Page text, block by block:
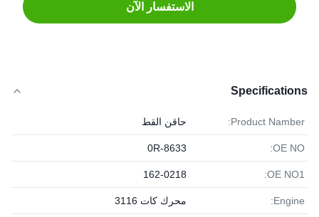
الاستفسار الآن
Specifications
Product Namber: حاقن القط
OE NO:
0R-8633
OE NO1:
162-0218
Engine: محرك كات 3116